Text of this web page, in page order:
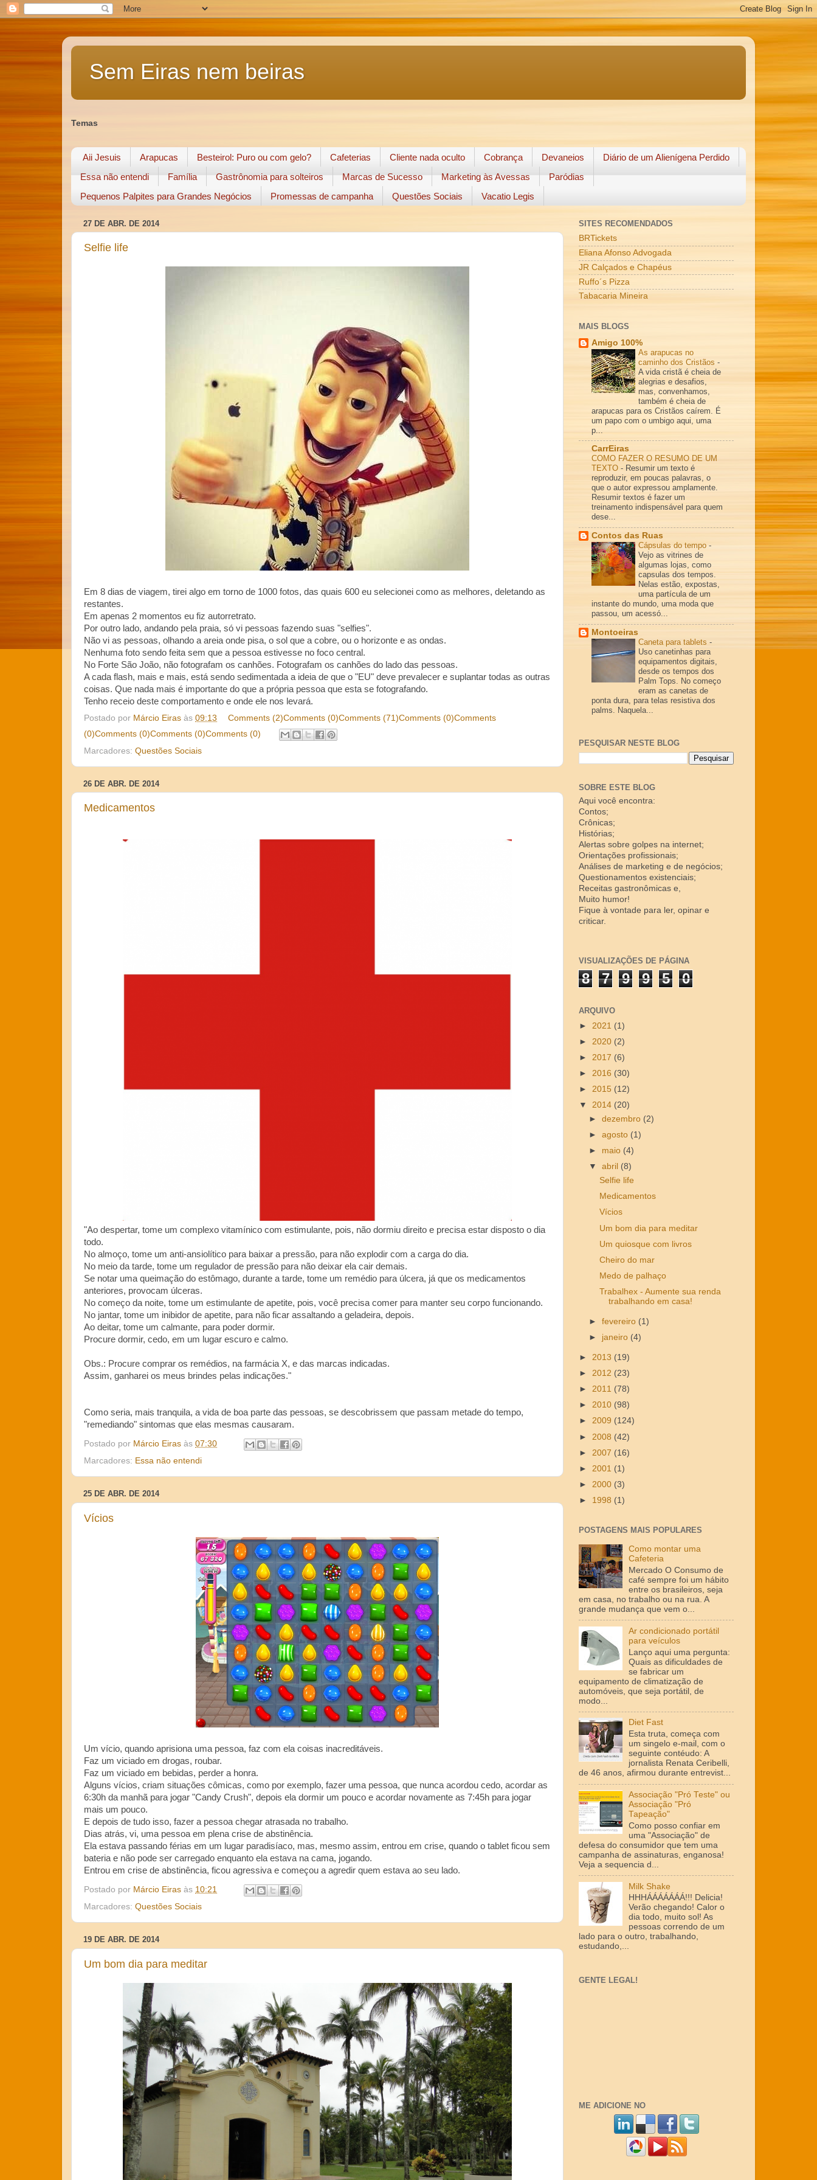
Sem Eiras nem beiras
Temas
Aii Jesuis Arapucas Besteirol: Puro ou com gelo? Cafeterias Cliente nada oculto Cobrança Devaneios
Diário de um Alienígena Perdido
Essa não entendi
Família Gastrônomia para solteiros Marcas de Sucesso Marketing às Avessas
Paródias
Pequenos Palpites para Grandes Negócios
Promessas de campanha Questões Sociais Vacatio Legis
27 DE ABR. DE 2014
Selfie life
Em 8 dias de viagem, tirei algo em torno de 1000 fotos, das quais 600 eu selecionei como as melhores, deletando as
restantes.
Em apenas 2 momentos eu fiz autorretrato.
Por outro lado, andando pela praia, só vi pessoas fazendo suas "selfies".
Não vi as pessoas, olhando a areia onde pisa, o sol que a cobre, ou o horizonte e as ondas.
Nenhuma foto sendo feita sem que a pessoa estivesse no foco central.
No Forte São João, não fotografam os canhões. Fotografam os canhões do lado das pessoas.
A cada flash, mais e mais, está sendo sedimentada a ideia de que o "EU" deve prevalecer e suplantar todas as outras
coisas. Que nada mais é importante do que a própria pessoa que esta se fotografando.
Tenho receio deste comportamento e onde ele nos levará.
Postado por Márcio Eiras às 09:13 Comments (2)Comments (0)Comments (71)Comments (0)Comments
(0)Comments (0)Comments (0)Comments (0)
Marcadores: Questões Sociais
26 DE ABR. DE 2014
Medicamentos
"Ao despertar, tome um complexo vitamínico com estimulante, pois, não dormiu direito e precisa estar disposto o dia
todo.
No almoço, tome um anti-ansiolítico para baixar a pressão, para não explodir com a carga do dia.
No meio da tarde, tome um regulador de pressão para não deixar ela cair demais.
Se notar uma queimação do estômago, durante a tarde, tome um remédio para úlcera, já que os medicamentos
anteriores, provocam úlceras.
No começo da noite, tome um estimulante de apetite, pois, você precisa comer para manter seu corpo funcionando.
No jantar, tome um inibidor de apetite, para não ficar assaltando a geladeira, depois.
Ao deitar, tome um calmante, para poder dormir.
Procure dormir, cedo, em um lugar escuro e calmo.
Obs.: Procure comprar os remédios, na farmácia X, e das marcas indicadas.
Assim, ganharei os meus brindes pelas indicações."
Como seria, mais tranquila, a vida de boa parte das pessoas, se descobrissem que passam metade do tempo,
"remediando" sintomas que elas mesmas causaram.
Postado por Márcio Eiras às 07:30
Marcadores: Essa não entendi
25 DE ABR. DE 2014
Vícios
Um vício, quando aprisiona uma pessoa, faz com ela coisas inacreditáveis.
Faz um viciado em drogas, roubar.
Faz um viciado em bebidas, perder a honra.
Alguns vícios, criam situações cômicas, como por exemplo, fazer uma pessoa, que nunca acordou cedo, acordar as
6:30h da manhã para jogar "Candy Crush", depois ela dormir um pouco e acordar novamente as 7:45h para jogar
mais um pouco.
E depois de tudo isso, fazer a pessoa chegar atrasada no trabalho.
Dias atrás, vi, uma pessoa em plena crise de abstinência.
Ela estava passando férias em um lugar paradisíaco, mas, mesmo assim, entrou em crise, quando o tablet ficou sem
bateria e não pode ser carregado enquanto ela estava na cama, jogando.
Entrou em crise de abstinência, ficou agressiva e começou a agredir quem estava ao seu lado.
Postado por Márcio Eiras às 10:21
Marcadores: Questões Sociais
19 DE ABR. DE 2014
Um bom dia para meditar
SITES RECOMENDADOS
BRTickets
Eliana Afonso Advogada
JR Calçados e Chapéus
Ruffo´s Pizza
Tabacaria Mineira
MAIS BLOGS
Amigo 100%
As arapucas no
caminho dos Cristãos -
A vida cristã é cheia de
alegrias e desafios,
mas, convenhamos,
também é cheia de
arapucas para os Cristãos caírem. É
um papo com o umbigo aqui, uma
p...
CarrEiras
COMO FAZER O RESUMO DE UM
TEXTO - Resumir um texto é
reproduzir, em poucas palavras, o
que o autor expressou amplamente.
Resumir textos é fazer um
treinamento indispensável para quem
dese...
Contos das Ruas
Cápsulas do tempo -
Vejo as vitrines de
algumas lojas, como
capsulas dos tempos.
Nelas estão, expostas,
uma partícula de um
instante do mundo, uma moda que
passou, um acessó...
Montoeiras
Caneta para tablets -
Uso canetinhas para
equipamentos digitais,
desde os tempos dos
Palm Tops. No começo
eram as canetas de
ponta dura, para telas resistiva dos
palms. Naquela...
PESQUISAR NESTE BLOG
SOBRE ESTE BLOG
Aqui você encontra:
Contos;
Crônicas;
Histórias;
Alertas sobre golpes na internet;
Orientações profissionais;
Análises de marketing e de negócios;
Questionamentos existenciais;
Receitas gastronômicas e,
Muito humor!
Fique à vontade para ler, opinar e
criticar.
VISUALIZAÇÕES DE PÁGINA
8 7 9 9 5 0
ARQUIVO
► 2021 (1)
► 2020 (2)
► 2017 (6)
► 2016 (30)
► 2015 (12)
▼ 2014 (20)
►dezembro (2)
►agosto (1)
► maio (4)
▼abril (8)
Selfie life
Medicamentos
Vícios
Um bom dia para meditar
Um quiosque com livros
Cheiro do mar
Medo de palhaço
Trabalhex - Aumente sua renda
trabalhando em casa!
►fevereiro (1)
► janeiro (4)
► 2013 (19)
► 2012 (23)
► 2011 (78)
► 2010 (98)
► 2009 (124)
► 2008 (42)
► 2007 (16)
► 2001 (1)
► 2000 (3)
► 1998 (1)
POSTAGENS MAIS POPULARES
Como montar uma
Cafeteria
Mercado O Consumo de
café sempre foi um hábito
entre os brasileiros, seja
em casa, no trabalho ou na rua. A
grande mudança que vem o...
Ar condicionado portátil
para veículos
Lanço aqui uma pergunta:
Quais as dificuldades de
se fabricar um
equipamento de climatização de
automóveis, que seja portátil, de
modo...
Diet Fast
Esta truta, começa com
um singelo e-mail, com o
seguinte contéudo: A
jornalista Renata Ceribelli,
de 46 anos, afirmou durante entrevist...
Associação "Pró Teste" ou
Associação "Pró
Tapeação"
Como posso confiar em
uma "Associação" de
defesa do consumidor que tem uma
campanha de assinaturas, enganosa!
Veja a sequencia d...
Milk Shake
HHHÁÁÁÁÁÁÁ!!! Delicia!
Verão chegando! Calor o
dia todo, muito sol! As
pessoas correndo de um
lado para o outro, trabalhando,
estudando,...
GENTE LEGAL!
ME ADICIONE NO